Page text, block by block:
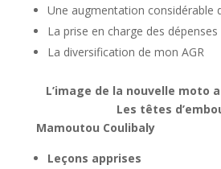
Une augmentation considérable
La prise en charge des
La diversification de mon AGR
L’image de la nouvelle
Les têtes
Mamoutou Coulibaly
Leçons apprises